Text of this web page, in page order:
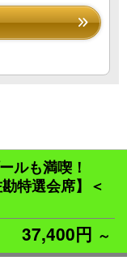
ルも満喫！
特選会席】＜
37,400円 ～